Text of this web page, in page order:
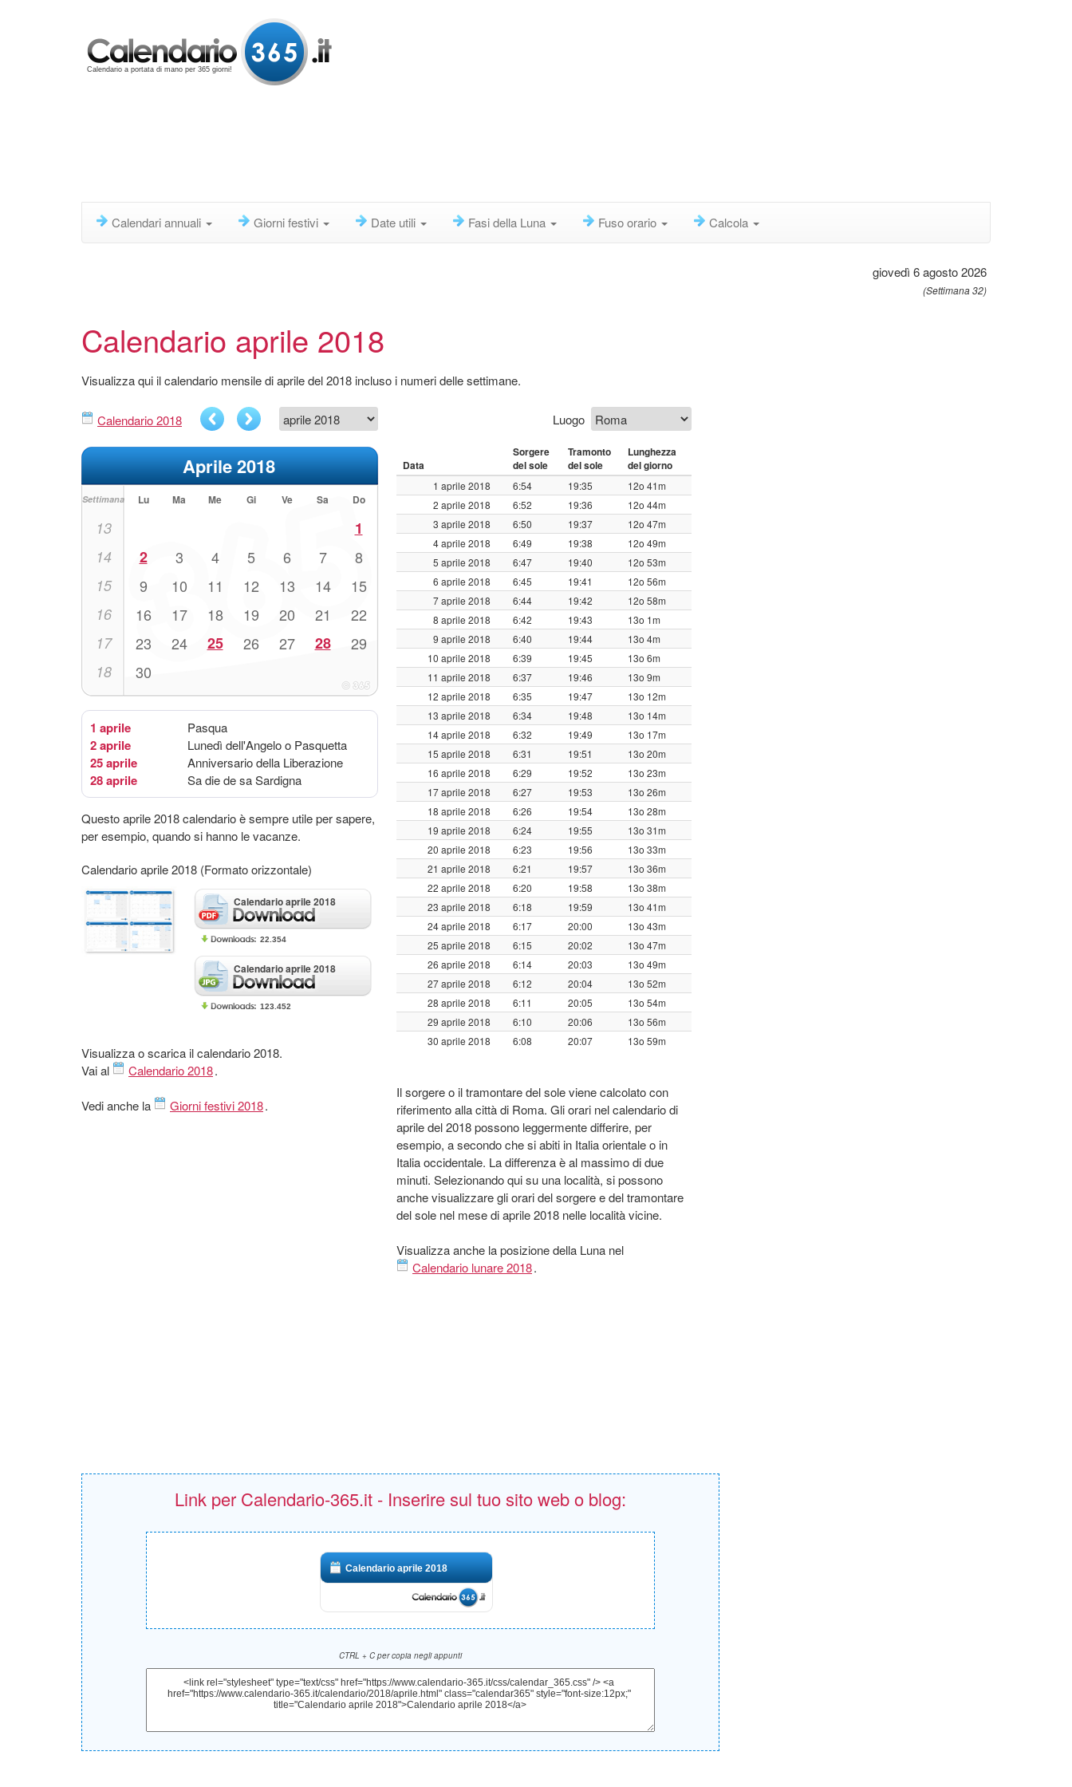
Calendario a portata di mano per 365 giorni!
Calendari annuali Giorni festivi Date utili Fasi della Luna Fuso orario Calcola
giovedì 6 agosto 2026
(Settimana 32)
Calendario aprile 2018
Visualizza qui il calendario mensile di aprile del 2018 incluso i numeri delle settimane.
Calendario 2018
Aprile 2018
Settimana Lu Ma Me Gi Ve Sa Do
13 1
14 2 3 4 5 6 7 8
15 9 10 11 12 13 14 15
16 16 17 18 19 20 21 22
17 23 24 25 26 27 28 29
18 30
1 aprile Pasqua
2 aprile Lunedì dell'Angelo o Pasquetta
25 aprile Anniversario della Liberazione
28 aprile Sa die de sa Sardigna
Questo aprile 2018 calendario è sempre utile per sapere,
per esempio, quando si hanno le vacanze.
Calendario aprile 2018 (Formato orizzontale)
Calendario aprile 2018
22.354
Calendario aprile 2018
123.452
Visualizza o scarica il calendario 2018.
Vai al
Calendario 2018.
Vedi anche la Giorni festivi 2018.
Luogo
Data
Sorgere
del sole
Tramonto
del sole
Lunghezza
del giorno
1 aprile 2018 6:54 19:35
12o 41m
2 aprile 2018
6:52 19:36
12o 44m
3 aprile 2018
6:50 19:37
12o 47m
4 aprile 2018
6:49 19:38
12o 49m
5 aprile 2018
6:47 19:40
12o 53m
6 aprile 2018
6:45 19:41
12o 56m
7 aprile 2018
6:44 19:42
12o 58m
8 aprile 2018
6:42 19:43
13o 1m
9 aprile 2018
6:40 19:44
13o 4m
10 aprile 2018
6:39 19:45
13o 6m
11 aprile 2018
6:37 19:46
13o 9m
12 aprile 2018
6:35 19:47
13o 12m
13 aprile 2018
6:34 19:48
13o 14m
14 aprile 2018
6:32 19:49
13o 17m
15 aprile 2018
6:31 19:51
13o 20m
16 aprile 2018
6:29 19:52
13o 23m
17 aprile 2018
6:27 19:53
13o 26m
18 aprile 2018
6:26 19:54
13o 28m
19 aprile 2018
6:24 19:55
13o 31m
20 aprile 2018
6:23 19:56
13o 33m
21 aprile 2018
6:21 19:57
13o 36m
22 aprile 2018
6:20 19:58
13o 38m
23 aprile 2018
6:18 19:59
13o 41m
24 aprile 2018
6:17 20:00
13o 43m
25 aprile 2018
6:15 20:02
13o 47m
26 aprile 2018
6:14 20:03
13o 49m
27 aprile 2018
6:12 20:04
13o 52m
28 aprile 2018
6:11 20:05
13o 54m
29 aprile 2018
6:10 20:06
13o 56m
30 aprile 2018
6:08 20:07 13o 59m
Il sorgere o il tramontare del sole viene calcolato con
riferimento alla città di Roma. Gli orari nel calendario di
aprile del 2018 possono leggermente differire, per
esempio, a secondo che si abiti in Italia orientale o in
Italia occidentale. La differenza è al massimo di due
minuti. Selezionando qui su una località, si possono
anche visualizzare gli orari del sorgere e del tramontare
del sole nel mese di aprile 2018 nelle località vicine.
Visualizza anche la posizione della Luna nel
Calendario lunare 2018.
Link per Calendario-365.it - Inserire sul tuo sito web o blog:
Calendario aprile 2018
CTRL + C per copia negli appunti